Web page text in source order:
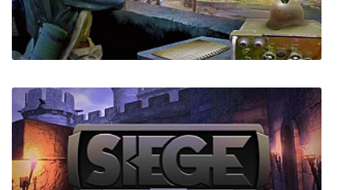
Real Stories from the Grave: The Body